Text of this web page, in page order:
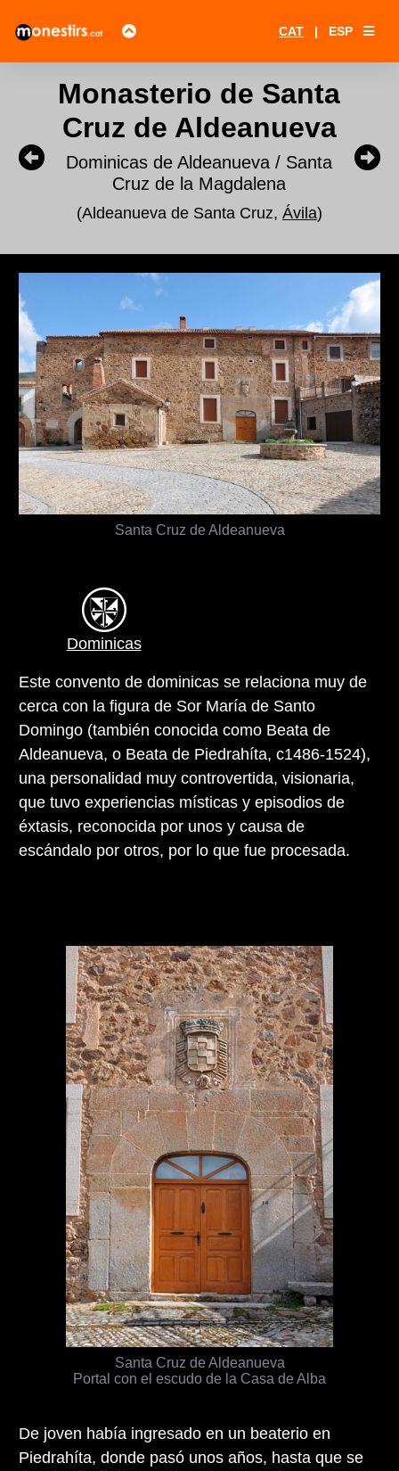
CAT | ESP
Monasterio de Santa
Cruz de Aldeanueva
Dominicas de Aldeanueva / Santa
Cruz de la Magdalena
(Aldeanueva de Santa Cruz, Ávila)
Santa Cruz de Aldeanueva
Dominicas
Este convento de dominicas se relaciona muy de
cerca con la figura de Sor María de Santo
Domingo (también conocida como Beata de
Aldeanueva, o Beata de Piedrahíta, c1486-1524),
una personalidad muy controvertida, visionaria,
que tuvo experiencias místicas y episodios de
éxtasis, reconocida por unos y causa de
escándalo por otros, por lo que fue procesada.
Santa Cruz de Aldeanueva
Portal con el escudo de la Casa de Alba
De joven había ingresado en un beaterio en
Piedrahíta, donde pasó unos años, hasta que se